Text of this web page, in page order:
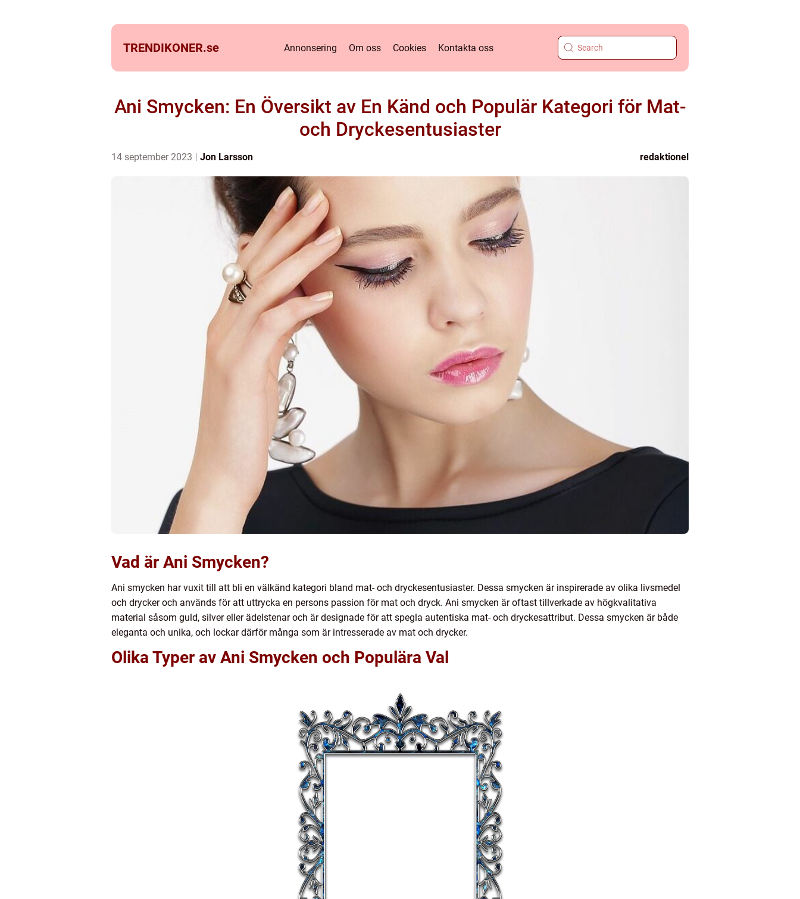
TRENDIKONER.se Annonsering Om oss Cookies Kontakta oss
Ani Smycken: En Översikt av En Känd och Populär Kategori för Mat-
och Dryckesentusiaster
14 september 2023 Jon Larsson redaktionel
Vad är Ani Smycken?
Ani smycken har vuxit till att bli en välkänd kategori bland mat- och dryckesentusiaster. Dessa smycken är inspirerade av olika livsmedel
och drycker och används för att uttrycka en persons passion för mat och dryck. Ani smycken är oftast tillverkade av högkvalitativa
material såsom guld, silver eller ädelstenar och är designade för att spegla autentiska mat- och dryckesattribut. Dessa smycken är både
eleganta och unika, och lockar därför många som är intresserade av mat och drycker.
Olika Typer av Ani Smycken och Populära Val